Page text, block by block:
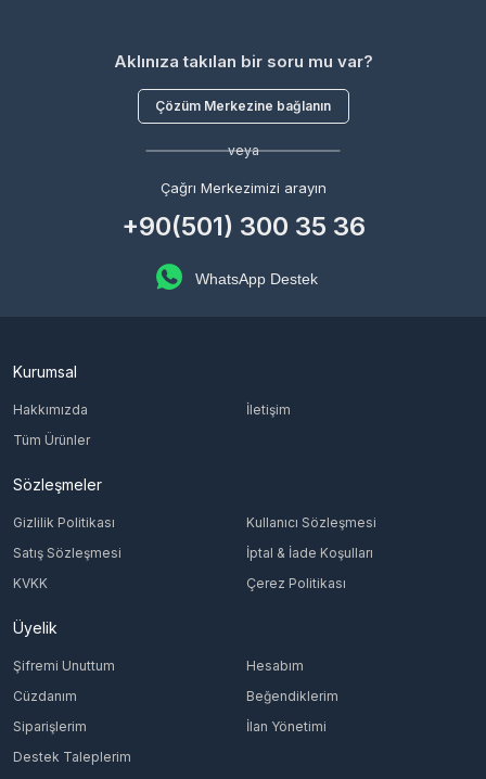
Aklınıza takılan bir soru mu var?
Çözüm Merkezine bağlanın
veya
Çağrı Merkezimizi arayın
+90(501) 300 35 36
WhatsApp Destek
Kurumsal
Hakkımızda
İletişim
Tüm Ürünler
Sözleşmeler
Gizlilik Politikası
Kullanıcı Sözleşmesi
Satış Sözleşmesi
İptal & İade Koşulları
KVKK
Çerez Politikası
Üyelik
Şifremi Unuttum
Hesabım
Cüzdanım
Beğendiklerim
Siparişlerim
İlan Yönetimi
Destek Taleplerim